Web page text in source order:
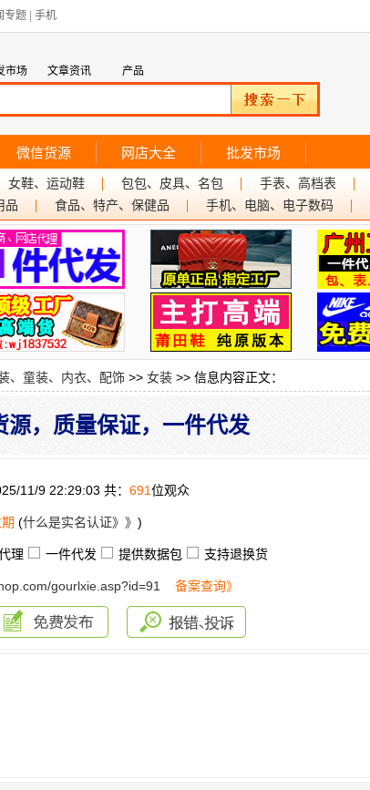
专题 手机
市场 文章资讯 产品
微信货源 网店大全 批发市场
女鞋、运动鞋 包包、皮具、名包 手表、高档表
品 食品、特产、保健品 手机、电脑、电子数码
、童装、内衣、配饰 >> 女装 >> 信息内容正文：
源，质量保证，一件代发
11/9 22:29:03 共： 691位观众
(什么是实名认证》》 )
理 一件代发 提供数据包 支持退换货
gourlxie.asp?id=91 备案查询》